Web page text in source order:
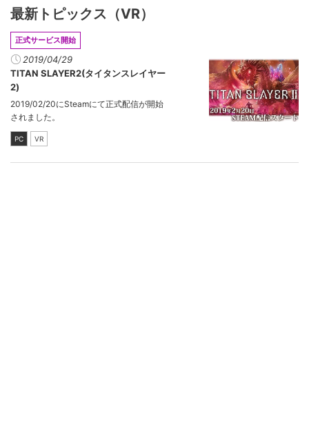
最新トピックス（VR）
正式サービス開始
2019/04/29
TITAN SLAYER2(タイタンスレイヤー
2)
2019/02/20にSteamにて正式配信が開始
されました。
PC VR